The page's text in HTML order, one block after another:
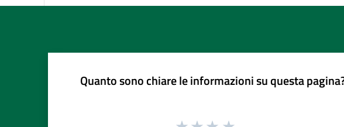
Quanto sono chiare le informazioni su questa